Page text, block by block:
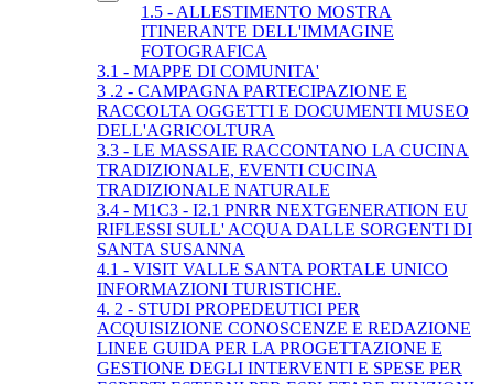
1.5 - ALLESTIMENTO MOSTRA
ITINERANTE DELL'IMMAGINE
FOTOGRAFICA
3.1 - MAPPE DI COMUNITA'
3 .2 - CAMPAGNA PARTECIPAZIONE E
RACCOLTA OGGETTI E DOCUMENTI MUSEO
DELL'AGRICOLTURA
3.3 - LE MASSAIE RACCONTANO LA CUCINA
TRADIZIONALE, EVENTI CUCINA
TRADIZIONALE NATURALE
3.4 - M1C3 - I2.1 PNRR NEXTGENERATION EU
RIFLESSI SULL' ACQUA DALLE SORGENTI DI
SANTA SUSANNA
4.1 - VISIT VALLE SANTA PORTALE UNICO
INFORMAZIONI TURISTICHE.
4. 2 - STUDI PROPEDEUTICI PER
ACQUISIZIONE CONOSCENZE E REDAZIONE
LINEE GUIDA PER LA PROGETTAZIONE E
GESTIONE DEGLI INTERVENTI E SPESE PER